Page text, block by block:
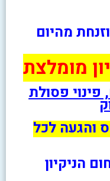
מהיום
מומלצת
פסולת
והגעה לכל